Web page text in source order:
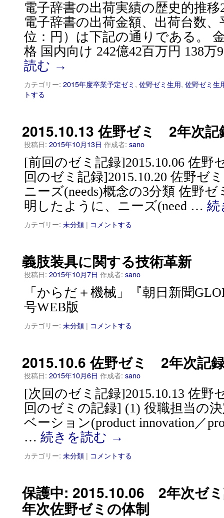
電子辞書の出荷実績の歴史的推移
電子辞書の出荷金額、出荷台数
位：円）は下記の通りである。
格 国内向け 242億42百万円 138
読む →
カテゴリー: 2015年度卒業予定ゼミ , 佐野ゼミ生用, 佐野ゼミ生
トする
2015.10.13 佐野ゼミ 2年次記
投稿日: 2015年10月13日 作成者: sano
[前回のゼミ記録]2015.10.06 佐
回のゼミ記録]2015.10.20 佐野
ニーズ(needs)概念の3分類 佐野
明したように、ニーズ(need … 続
カテゴリー: 未分類 | コメントする
義肢装具に関する技術革新
投稿日: 2015年10月7日 作成者: sano
「からだ＋機械」『朝日新聞
号WEB版
カテゴリー: 未分類 | コメントする
2015.10.6 佐野ゼミ 2年次記
投稿日: 2015年10月6日 作成者: sano
[次回のゼミ記録]2015.10.13 佐
回のゼミの記録] (1) 役職担当の
ベーション(product innovation／
… 続きを読む →
カテゴリー: 未分類 | コメントする
保護中: 2015.10.06 2年次ゼ
年次佐野ゼミの体制